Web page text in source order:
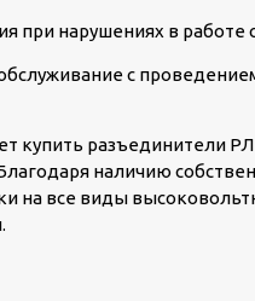
при нарушениях в работе
с
купить разъединители
наличию
на все виды